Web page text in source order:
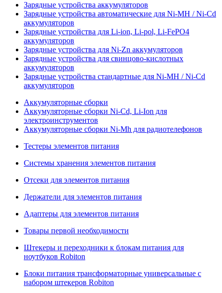
Зарядные устройства аккумуляторов
Зарядные устройства автоматические для Ni-MH / Ni-Cd
аккумуляторов
Зарядные устройства для Li-ion, Li-pol, Li-FePO4
аккумуляторов
Зарядные устройства для Ni-Zn аккумуляторов
Зарядные устройства для свинцово-кислотных
аккумуляторов
Зарядные устройства стандартные для Ni-MH / Ni-Cd
аккумуляторов
Аккумуляторные сборки
Аккумуляторные сборки Ni-Cd, Li-Ion для
электроинструментов
Аккумуляторные сборки Ni-Mh для радиотелефонов
Тестеры элементов питания
Системы хранения элементов питания
Отсеки для элементов питания
Держатели для элементов питания
Адаптеры для элементов питания
Товары первой необходимости
Штекеры и переходники к блокам питания для
ноутбуков Robiton
Блоки питания трансформаторные универсальные с
набором штекеров Robiton